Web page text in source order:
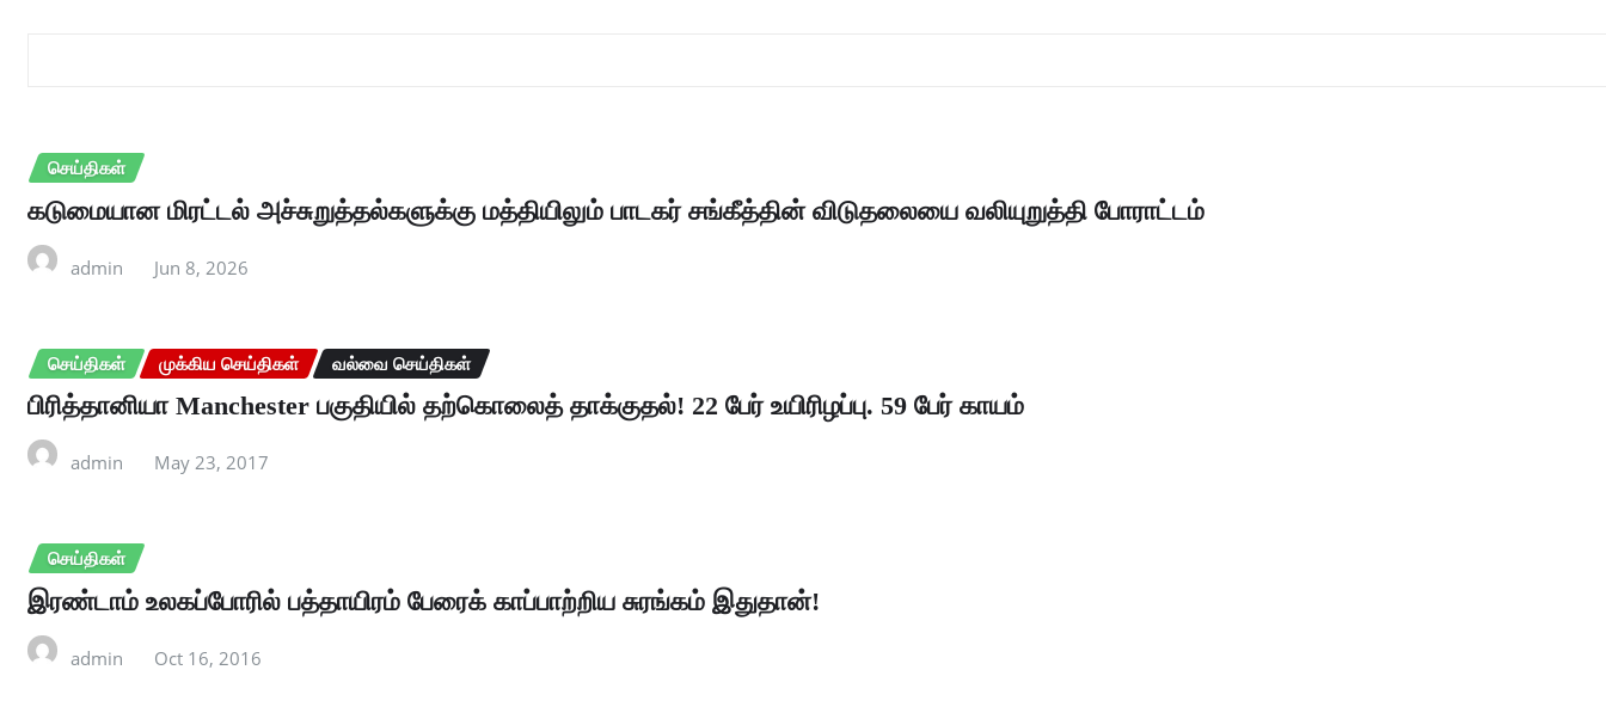
செய்திகள்
கடுமையான மிரட்டல் அச்சுறுத்தல்களுக்கு மத்தியிலும் பாடகர் சங்கீத்தின் விடுதலையை வலியுறுத்தி போராட்டம்
admin Jun 8, 2026
செய்திகள் முக்கிய செய்திகள் வல்வை செய்திகள்
பிரித்தானியா Manchester பகுதியில் தற்கொலைத் தாக்குதல்! 22 பேர் உயிரிழப்பு. 59 பேர் காயம்
admin May 23, 2017
செய்திகள்
இரண்டாம் உலகப்போரில் பத்தாயிரம் பேரைக் காப்பாற்றிய சுரங்கம் இதுதான்!
admin Oct 16, 2016